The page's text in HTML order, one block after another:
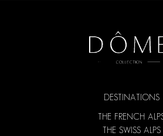
DESTINATIONS
THE FRENCH
THE SWISS ALPS